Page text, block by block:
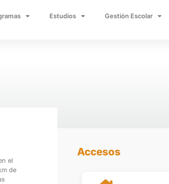
Estudios Gestión Escolar
el
de
Accesos